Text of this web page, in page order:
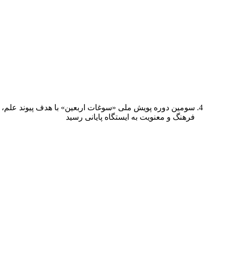
سومین دوره پویش ملی «سوغات اربعین» با هدف پیوند علم،
فرهنگ و معنویت به ایستگاه پایانی رسید